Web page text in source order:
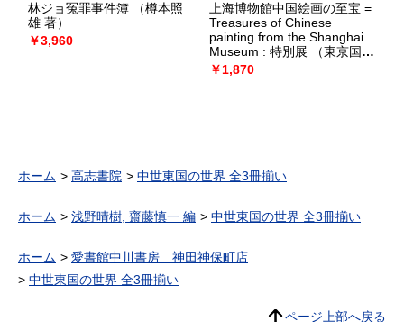
林ジョ冤罪事件簿
（樽本照
雄 著）
￥3,960
上海博物館中国絵画の至宝 =
Treasures of Chinese
painting from the Shanghai
Museum : 特別展
（東京国立
博物館 編）
￥1,870
ホーム 高志書院 中世東国の世界 全3冊揃い
ホーム 浅野晴樹, 齋藤慎一 編 中世東国の世界 全3冊揃い
ホーム
愛書館中川書房 神田神保町店
中世東国の世界 全3冊揃い
ページ上部へ戻る